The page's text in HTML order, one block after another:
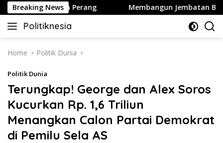
Skip
to
content
Breaking News
Hentikan Perang Membangun Jembatan Baru
Politiknesia
Politiknesia.com
Home Politik Dunia
Politik Dunia
Terungkap! George dan Alex Soros
Kucurkan Rp. 1,6 Triliun
Menangkan Calon Partai Demokrat
di Pemilu Sela AS